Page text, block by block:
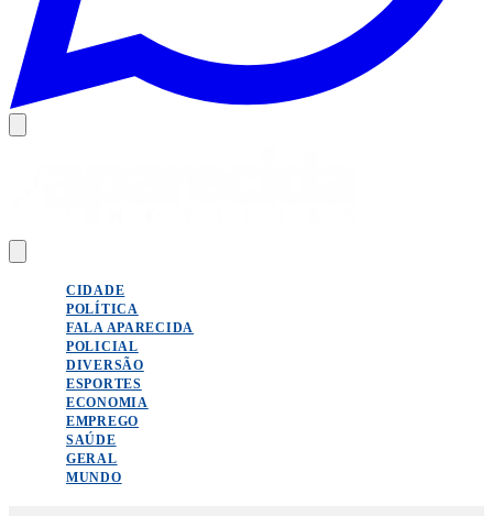
CIDADE
POLÍTICA
FALA APARECIDA
POLICIAL
DIVERSÃO
ESPORTES
ECONOMIA
EMPREGO
SAÚDE
GERAL
MUNDO